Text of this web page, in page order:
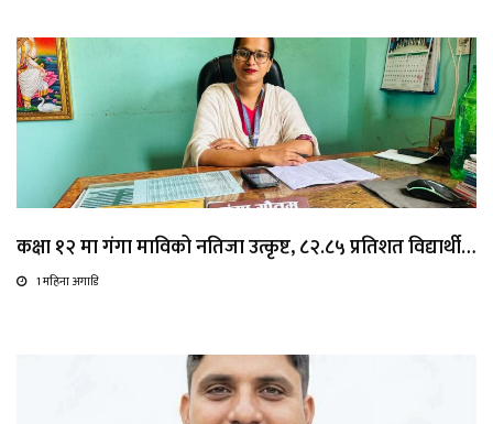
कक्षा १२ मा गंगा माविको नतिजा उत्कृष्ट, ८२.८५ प्रतिशत विद्यार्थी…
1 महिना अगाडि